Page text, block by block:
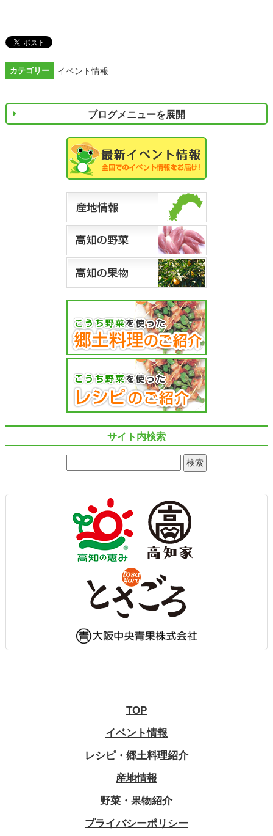
カテゴリー イベント情報
ブログメニューを展開
サイト内検索
TOP
イベント情報
レシピ・郷土料理紹介
産地情報
野菜・果物紹介
プライバシーポリシー